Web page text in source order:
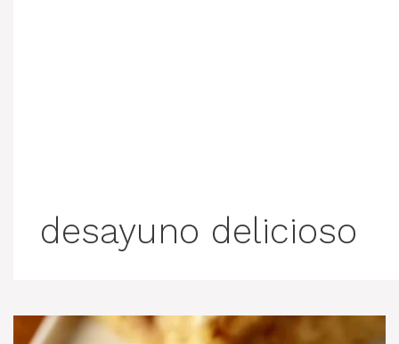
desayuno delicioso